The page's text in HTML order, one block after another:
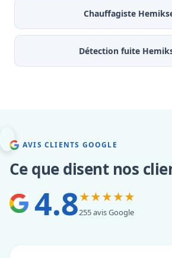
Chauffagiste
Détection fuite
AVIS CLIENTS GOOGLE
Ce que disent nos
4.8★★★★★
255 avis Google